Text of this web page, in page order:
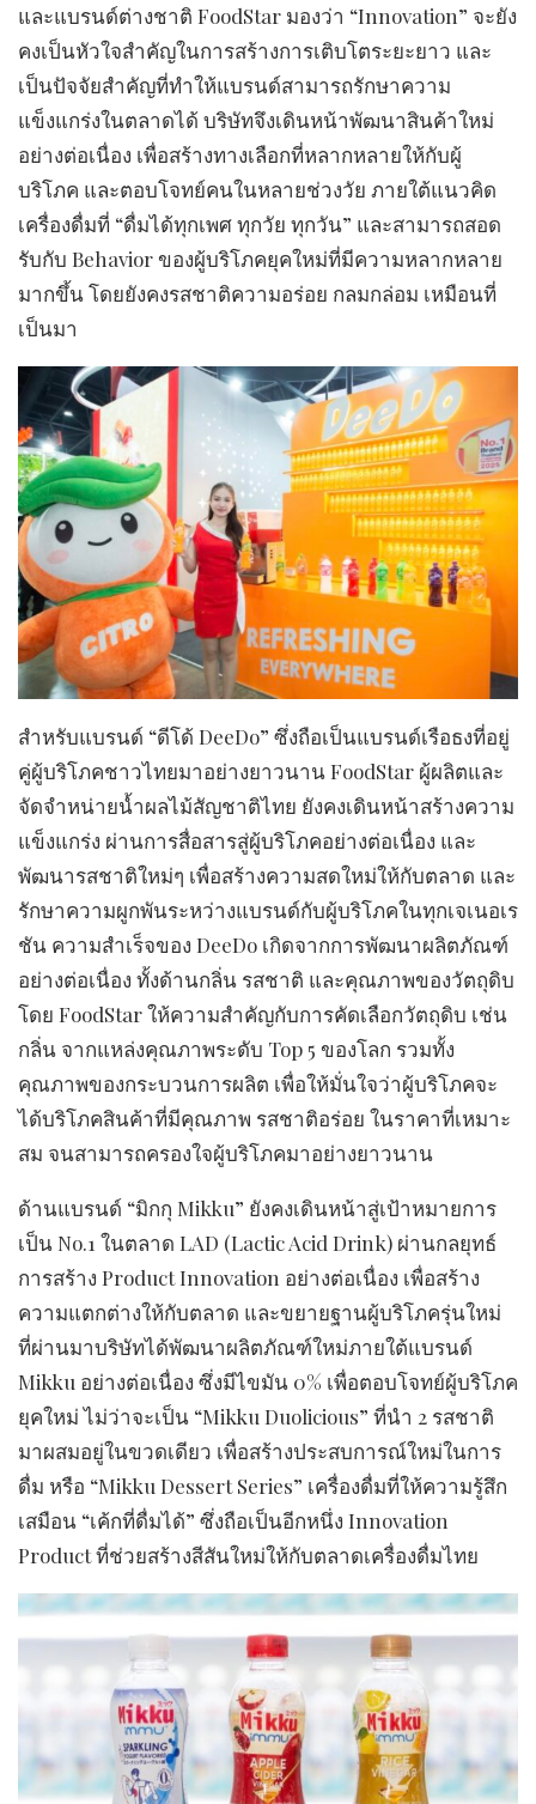
และแบรนด์ต่างชาติ FoodStar มองว่า “Innovation” จะยัง
คงเป็นหัวใจสำคัญในการสร้างการเติบโตระยะยาว และ
เป็นปัจจัยสำคัญที่ทำให้แบรนด์สามารถรักษาความ
แข็งแกร่งในตลาดได้ บริษัทจึงเดินหน้าพัฒนาสินค้าใหม่
อย่างต่อเนื่อง เพื่อสร้างทางเลือกที่หลากหลายให้กับผู้
บริโภค และตอบโจทย์คนในหลายช่วงวัย ภายใต้แนวคิด
เครื่องดื่มที่ “ดื่มได้ทุกเพศ ทุกวัย ทุกวัน” และสามารถสอด
รับกับ Behavior ของผู้บริโภคยุคใหม่ที่มีความหลากหลาย
มากขึ้น โดยยังคงรสชาติความอร่อย กลมกล่อม เหมือนที่
เป็นมา
​สำหรับแบรนด์ “ดีโด้ DeeDo” ซึ่งถือเป็นแบรนด์เรือธงที่อยู่
คู่ผู้บริโภคชาวไทยมาอย่างยาวนาน FoodStar ผู้ผลิตและ
จัดจำหน่ายน้ำผลไม้สัญชาติไทย ยังคงเดินหน้าสร้างความ
แข็งแกร่ง ผ่านการสื่อสารสู่ผู้บริโภคอย่างต่อเนื่อง และ
พัฒนารสชาติใหม่ๆ เพื่อสร้างความสดใหม่ให้กับตลาด และ
รักษาความผูกพันระหว่างแบรนด์กับผู้บริโภคในทุกเจเนอเร
ชัน ความสำเร็จของ DeeDo เกิดจากการพัฒนาผลิตภัณฑ์
อย่างต่อเนื่อง ทั้งด้านกลิ่น รสชาติ และคุณภาพของวัตถุดิบ
โดย FoodStar ให้ความสำคัญกับการคัดเลือกวัตถุดิบ เช่น
กลิ่น จากแหล่งคุณภาพระดับ Top 5 ของโลก รวมทั้ง
คุณภาพของกระบวนการผลิต เพื่อให้มั่นใจว่าผู้บริโภคจะ
ได้บริโภคสินค้าที่มีคุณภาพ รสชาติอร่อย ในราคาที่เหมาะ
สม จนสามารถครองใจผู้บริโภคมาอย่างยาวนาน
​ด้านแบรนด์ “มิกกุ Mikku” ยังคงเดินหน้าสู่เป้าหมายการ
เป็น No.1 ในตลาด LAD (Lactic Acid Drink) ผ่านกลยุทธ์
การสร้าง Product Innovation อย่างต่อเนื่อง เพื่อสร้าง
ความแตกต่างให้กับตลาด และขยายฐานผู้บริโภครุ่นใหม่
ที่ผ่านมาบริษัทได้พัฒนาผลิตภัณฑ์ใหม่ภายใต้แบรนด์
Mikku อย่างต่อเนื่อง ซึ่งมีไขมัน 0% เพื่อตอบโจทย์ผู้บริโภค
ยุคใหม่ ไม่ว่าจะเป็น “Mikku Duolicious” ที่นำ 2 รสชาติ
มาผสมอยู่ในขวดเดียว เพื่อสร้างประสบการณ์ใหม่ในการ
ดื่ม หรือ “Mikku Dessert Series” เครื่องดื่มที่ให้ความรู้สึก
เสมือน “เค้กที่ดื่มได้” ซึ่งถือเป็นอีกหนึ่ง Innovation
Product ที่ช่วยสร้างสีสันใหม่ให้กับตลาดเครื่องดื่มไทย